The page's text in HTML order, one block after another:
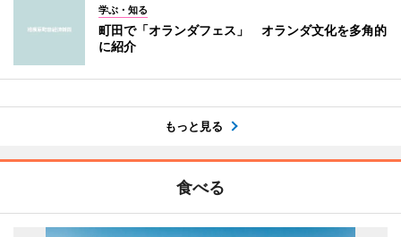
学ぶ・知る
町田で「オランダフェス」 オランダ文化を多角的
に紹介
もっと見る
食べる